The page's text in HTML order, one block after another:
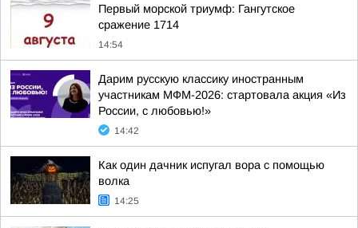
Первый морской триумф: Гангутское
сражение 1714
14:54
Дарим русскую классику иностранным
участникам МФМ-2026: стартовала акция «Из
России, с любовью!»
14:42
Как один дачник испугал вора с помощью
волка
14:25